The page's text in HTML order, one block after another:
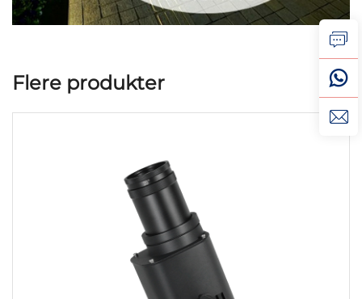
Flere produkter